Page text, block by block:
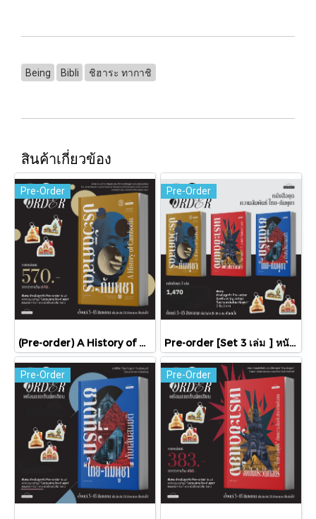
Being Bibli ชิฮาระ ทากาชิ
สินค้าเกี่ยวข้อง
Pre-Order
(Pre-order) A History of Cambodia ประวัติศาสตร์กัมพูชา (ฉบับปรับปรุงใหม่) / David Chandler / มติชน
Pre-Order
Pre-order [Set 3 เล่ม ] หนังสือชุดความสัมพันธ์ "ไทย-กัมพูชา" / มติชน
Pre-Order Pre-Order